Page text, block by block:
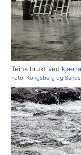
Teina brukt ved
Foto: Kongsberg og